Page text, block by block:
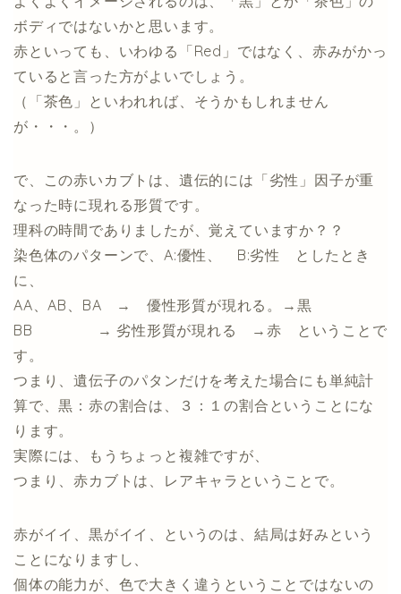
ボディではないかと思います。
赤といっても、いわゆる「Red」ではなく、赤みがかっ
ていると言った方がよいでしょう。
（「茶色」といわれれば、そうかもしれません
が・・・。）
で、この赤いカブトは、遺伝的には「劣性」因子が重
なった時に現れる形質です。
理科の時間でありましたが、覚えていますか？？
染色体のパターンで、A:優性、 B:劣性 としたとき
に、
AA、AB、BA → 優性形質が現れる。→黒
BB → 劣性形質が現れる →赤 ということで
す。
つまり、遺伝子のパタンだけを考えた場合にも単純計
算で、黒：赤の割合は、３：１の割合ということにな
ります。
実際には、もうちょっと複雑ですが、
つまり、赤カブトは、レアキャラということで。
赤がイイ、黒がイイ、というのは、結局は好みという
ことになりますし、
個体の能力が、色で大きく違うということではないの